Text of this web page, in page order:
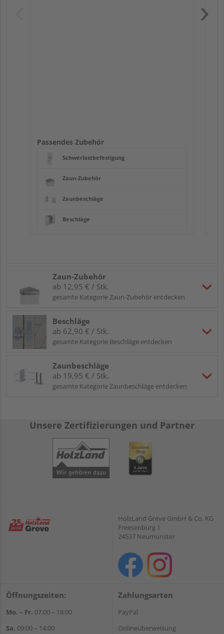
Passendes Zubehör
Schwerlastbefestigung
Zaun-Zubehör
Zaunbeschläge
Beschläge
Zaun-Zubehör
ab 12,95 € / Stk.
gesamte Kategorie Zaun-Zubehör entdecken
Beschläge
ab 62,90 € / Stk.
gesamte Kategorie Beschläge entdecken
Zaunbeschläge
ab 19,95 € / Stk.
gesamte Kategorie Zaunbeschläge entdecken
Unsere Zertifizierungen und Partner
HolzLand Greve GmbH & Co. KG
Freesenburg 1
24537 Neumünster
Öffnungszeiten:
Mo. – Fr. 07:00 – 18:00
Sa. 09:00 – 14:00
Zahlungsarten
PayPal
Onlineüberweisung